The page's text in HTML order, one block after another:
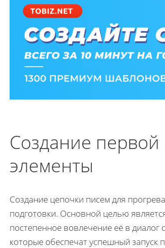
Создание
элементы
Создание цепочки писем для
подготовки. Основной целью
постепенное вовлечение её в
которые обеспечат успешный запуск